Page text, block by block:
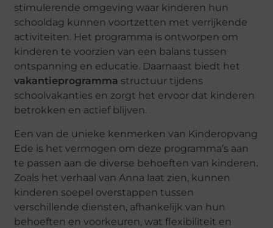
stimulerende omgeving waar kinderen hun
schooldag kunnen voortzetten met verrijkende
activiteiten. Het programma is ontworpen om
kinderen te voorzien van een balans tussen
ontspanning en educatie. Daarnaast biedt het
vakantieprogramma structuur tijdens
schoolvakanties en zorgt het ervoor dat kinderen
betrokken en actief blijven.
Een van de unieke kenmerken van Kinderopvang
Ede is het vermogen om deze programma’s aan
te passen aan de diverse behoeften van kinderen.
Zoals het verhaal van Anna laat zien, kunnen
kinderen soepel overstappen tussen
verschillende diensten, afhankelijk van hun
behoeften en voorkeuren, wat flexibiliteit en